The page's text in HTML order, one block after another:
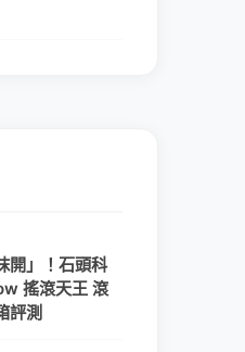
開」！石頭科
搖滾天王 滾
評測